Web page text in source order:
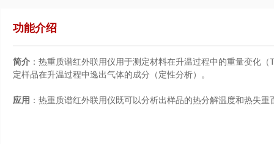
功能介绍
简介：热重质谱红外联用仪用于测定材料在升温过程中的重量变化
定样品在升温过程中逸出气体的成分（定性分析）。
应用 ：热重质谱红外联用仪既可以分析出样品的热分解温度和热失